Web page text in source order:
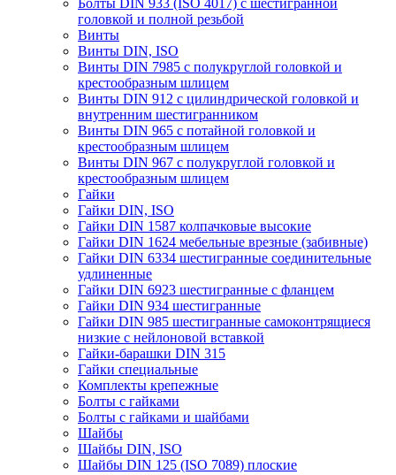
Болты DIN 933 (ISO 4017) с шестигранной
головкой и полной резьбой
Винты
Винты DIN, ISO
Винты DIN 7985 с полукруглой головкой и
крестообразным шлицем
Винты DIN 912 с цилиндрической головкой и
внутренним шестигранником
Винты DIN 965 с потайной головкой и
крестообразным шлицем
Винты DIN 967 с полукруглой головкой и
крестообразным шлицем
Гайки
Гайки DIN, ISO
Гайки DIN 1587 колпачковые высокие
Гайки DIN 1624 мебельные врезные (забивные)
Гайки DIN 6334 шестигранные соединительные
удлиненные
Гайки DIN 6923 шестигранные с фланцем
Гайки DIN 934 шестигранные
Гайки DIN 985 шестигранные самоконтрящиеся
низкие с нейлоновой вставкой
Гайки-барашки DIN 315
Гайки специальные
Комплекты крепежные
Болты с гайками
Болты с гайками и шайбами
Шайбы
Шайбы DIN, ISO
Шайбы DIN 125 (ISO 7089) плоские